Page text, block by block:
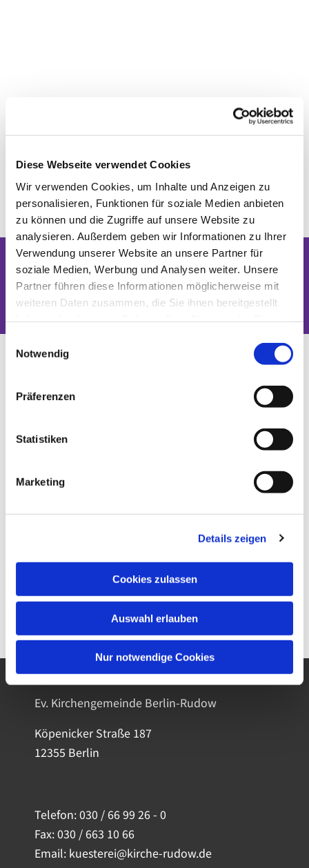
Diese Webseite verwendet Cookies
Wir verwenden Cookies, um Inhalte und Anzeigen zu
personalisieren, Funktionen für soziale Medien anbieten
zu können und die Zugriffe auf unsere Website zu
analysieren. Außerdem geben wir Informationen zu Ihrer
Verwendung unserer Website an unsere Partner für
soziale Medien, Werbung und Analysen weiter. Unsere
Partner führen diese Informationen möglicherweise mit
weiteren Daten zusammen, die Sie ihnen bereitgestellt
Notwendig
Präferenzen
Statistiken
Marketing
Details zeigen
Cookies zulassen
Auswahl erlauben
Nur notwendige Cookies
Dies könnte Sie auch interessieren
Ev. Kirchengemeinde Berlin-Rudow
Köpenicker Straße 187
12355 Berlin
Telefon:030 / 66 99 26 - 0
Fax: 030 / 663 10 66
Email: kuesterei@kirche-rudow.de